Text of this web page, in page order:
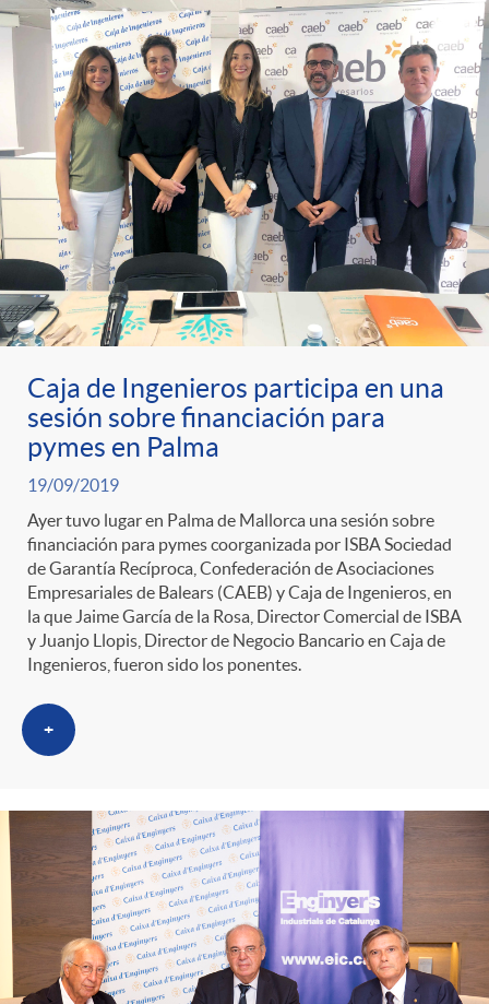
d
e
p
r
e
n
s
a
e
g
o
r
í
a
s
c
l
a
F
i
l
t
r
o
C
a
t
e
e
c
o
n
t
e
n
i
d
o
s
Caja de Ingenieros participa en una
sesión sobre financiación para
pymes en Palma
19/09/2019
Ayer tuvo lugar en Palma de Mallorca una sesión sobre
financiación para pymes coorganizada por ISBA Sociedad
de Garantía Recíproca, Confederación de Asociaciones
Empresariales de Balears (CAEB) y Caja de Ingenieros, en
la que Jaime García de la Rosa, Director Comercial de ISBA
y Juanjo Llopis, Director de Negocio Bancario en Caja de
Ingenieros, fueron sido los ponentes.
+